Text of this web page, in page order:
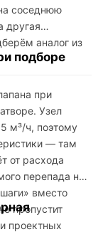
соседнюю
другая
аналог из
подборе
при
Узел
м³/ч, поэтому
— там
от расхода
перепада на
вместо
пропустит
проектных